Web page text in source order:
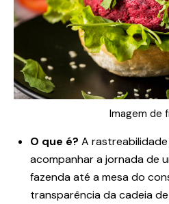
Imagem de
O que é? A
acompanhar a jornada de
fazenda até a mesa do
transparência da cadeia